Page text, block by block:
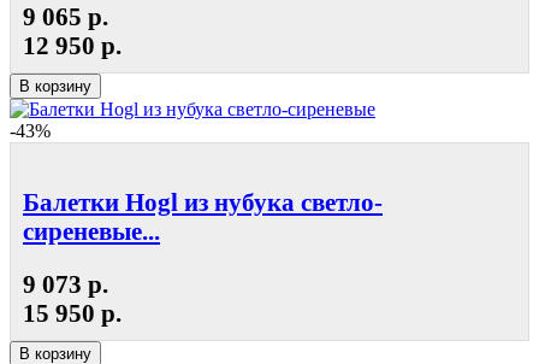
9 065 р.
12 950 р.
В корзину
-43%
Балетки Hogl из нубука светло-
сиреневые...
9 073 р.
15 950 р.
В корзину